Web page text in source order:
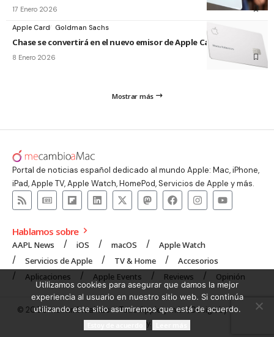
17 Enero 2026
Apple Card Goldman Sachs
Chase se convertirá en el nuevo emisor de Apple Card
8 Enero 2026
Mostrar más
Portal de noticias español dedicado al mundo Apple: Mac, iPhone,
iPad, Apple TV, Apple Watch, HomePod, Servicios de Apple y más.
Hablamos sobre
AAPL News iOS macOS
Apple Watch
Servicios de Apple
TV & Home
Accesorios
Aplicaciones
Apple Events Reviews Opinión
© 2008 mecambioaMac – Todo Apple y más | Design byUNXON
Agency.
Utilizamos cookies para asegurar que damos la mejor
experiencia al usuario en nuestro sitio web. Si continúa
utilizando este sitio asumiremos que está de acuerdo.